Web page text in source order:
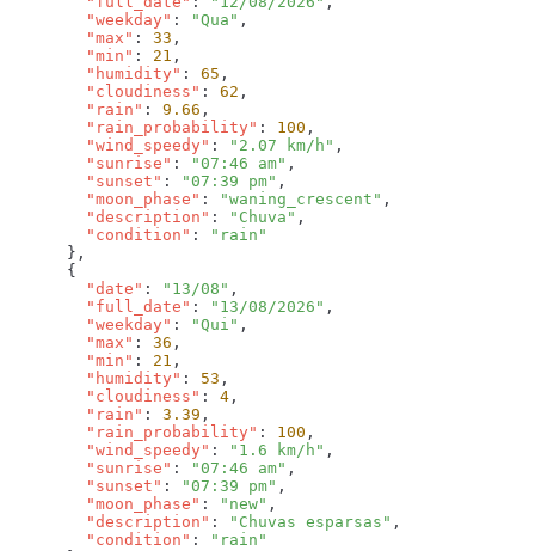
        "weekday"
: "Qua"
        "max"
: 33
        "min"
: 21
        "humidity"
: 65
        "cloudiness"
: 62
        "rain"
: 9.66
        "rain_probability"
: 100
        "wind_speedy"
: "2.07 km/h"
        "sunrise"
: "07:46 am"
        "sunset"
: "07:39 pm"
        "moon_phase"
: "waning_crescent"
        "description"
: "Chuva"
        "condition"
:
        "date"
: "13/08"
        "full_date"
: "13/08/2026"
        "weekday"
: "Qui"
        "max"
: 36
        "min"
: 21
        "humidity"
: 53
        "cloudiness"
: 4
        "rain"
: 3.39
        "rain_probability"
: 100
        "wind_speedy"
: "1.6 km/h"
        "sunrise"
: "07:46 am"
        "sunset"
: "07:39 pm"
        "moon_phase"
: "new"
        "description"
: "Chuvas esparsas"
        "condition"
: